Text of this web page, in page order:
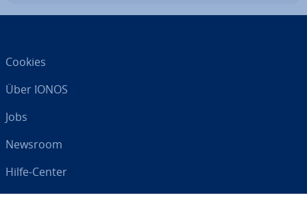
Cookies
Über IONOS
Jobs
Newsroom
Hilfe-Center